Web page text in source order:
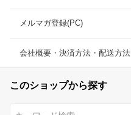
メルマガ登録(PC)
会社概要・決済方法・配送方法
このショップから探す